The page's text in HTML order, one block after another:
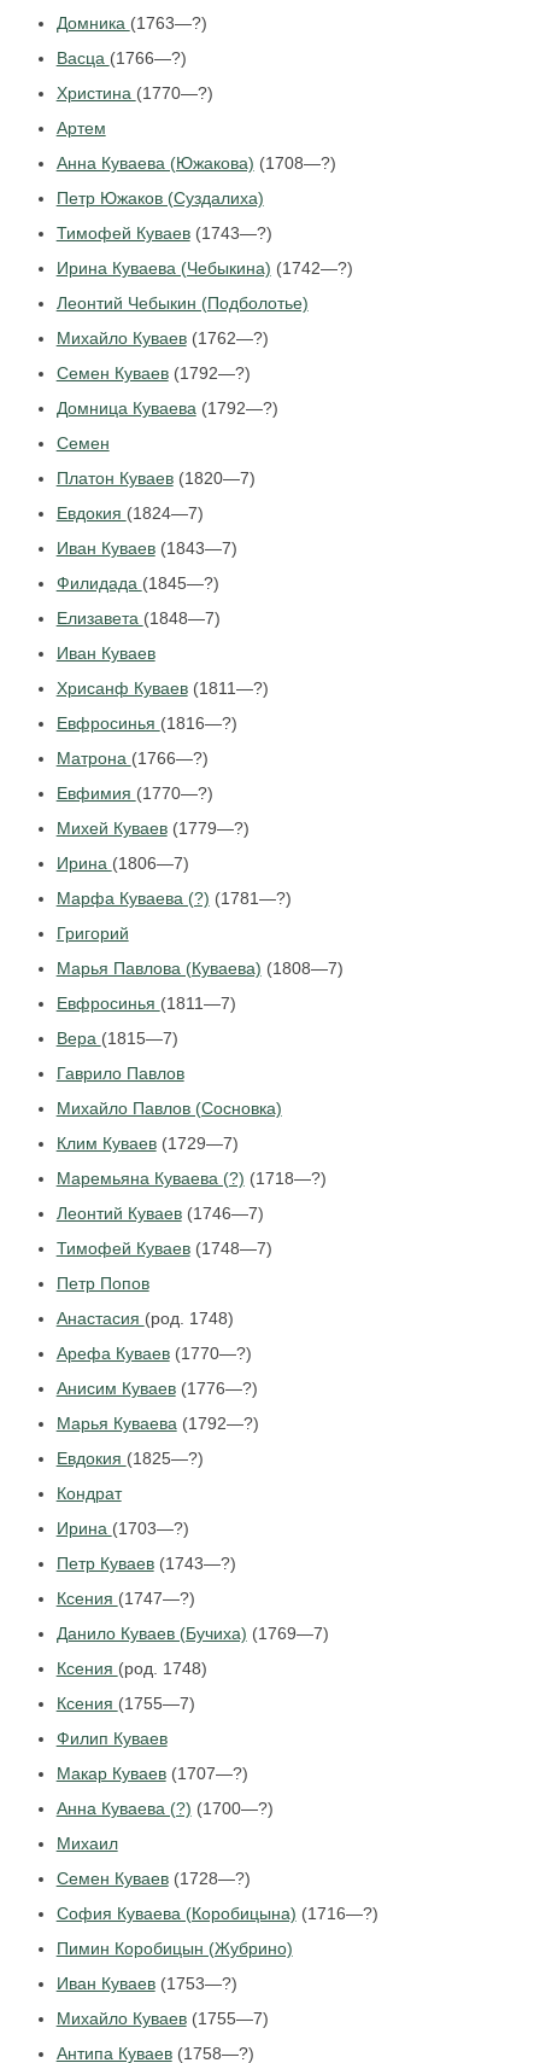
Домника (1763—?)
Васца (1766—?)
Христина (1770—?)
Артем
Анна Куваева (Южакова) (1708—?)
Петр Южаков (Суздалиха)
Тимофей Куваев(1743—?)
Ирина Куваева (Чебыкина) (1742—?)
Леонтий Чебыкин (Подболотье)
Михайло Куваев(1762—?)
Семен Куваев(1792—?)
Домница Куваева(1792—?)
Семен
Платон Куваев(1820—7)
Евдокия (1824—7)
Иван Куваев(1843—7)
Филидада (1845—?)
Елизавета (1848—7)
Иван Куваев
Хрисанф Куваев(1811—?)
Евфросинья (1816—?)
Матрона (1766—?)
Евфимия (1770—?)
Михей Куваев(1779—?)
Ирина (1806—7)
Марфа Куваева (?) (1781—?)
Григорий
Марья Павлова (Куваева) (1808—7)
Евфросинья (1811—7)
Вера (1815—7)
Гаврило Павлов
Михайло Павлов (Сосновка)
Клим Куваев(1729—7)
Маремьяна Куваева (?) (1718—?)
Леонтий Куваев(1746—7)
Тимофей Куваев(1748—7)
Петр Попов
Анастасия (род. 1748)
Арефа Куваев(1770—?)
Анисим Куваев(1776—?)
Марья Куваева(1792—?)
Евдокия (1825—?)
Кондрат
Ирина (1703—?)
Петр Куваев(1743—?)
Ксения (1747—?)
Данило Куваев (Бучиха) (1769—7)
Ксения (род. 1748)
Ксения (1755—7)
Филип Куваев
Макар Куваев(1707—?)
Анна Куваева (?) (1700—?)
Михаил
Семен Куваев(1728—?)
София Куваева (Коробицына) (1716—?)
Пимин Коробицын (Жубрино)
Иван Куваев(1753—?)
Михайло Куваев(1755—7)
Антипа Куваев(1758—?)